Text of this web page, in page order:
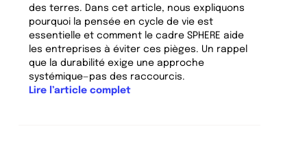
des terres. Dans cet article, nous expliquons
pourquoi la pensée en cycle de vie est
essentielle et comment le cadre SPHERE aide
les entreprises à éviter ces pièges. Un rappel
que la durabilité exige une approche
systémique—pas des raccourcis.
Lire l’article complet